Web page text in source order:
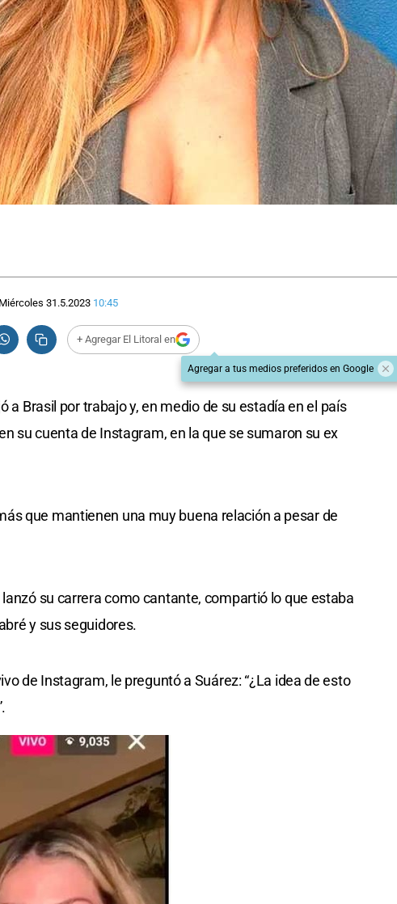
Miércoles 31.5.2023 10:45
+ Agregar El Litoral en
Agregar a tus medios preferidos en Google
a Brasil por trabajo y, en medio de su estadía en el país
su cuenta de Instagram, en la que se sumaron su ex
que mantienen una muy buena relación a pesar de
su carrera como cantante, compartió lo que estaba
y sus seguidores.
de Instagram, le preguntó a Suárez: “¿La idea de esto